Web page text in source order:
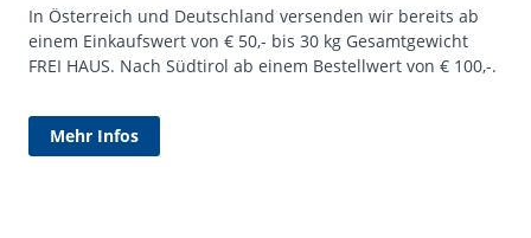
In Österreich und Deutschland versenden wir bereits ab
einem Einkaufswert von € 50,- bis 30 kg Gesamtgewicht
FREI HAUS. Nach Südtirol ab einem Bestellwert von € 100,-.
Mehr Infos